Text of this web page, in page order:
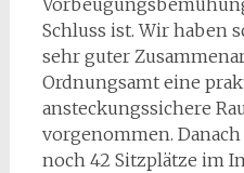
Schluss ist. Wir haben
sehr guter
Ordnungsamt eine
ansteckungssichere
vorgenommen.
noch 42 Sitzplätze im